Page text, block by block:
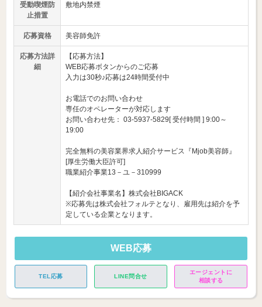
受動喫煙防
止措置
敷地内禁煙
応募資格 美容師免許
応募方法詳
細
【応募方法】
WEB応募ボタンからのご応募
入力は30秒♪応募は24時間受付中
お電話でのお問い合わせ
専任のオペレーターが対応します
お問い合わせ先： 03-5937-5829[ 受付時間 ] 9:00～
19:00
完全無料の美容業界求人紹介サービス『Mjob美容師』
[厚生労働大臣許可]
職業紹介事業13－ユ－310999
【紹介会社事業名】株式会社BIGACK
※応募先は株式会社フォルテとなり、雇用先は紹介を予
定している企業となります。
WEB応募
TEL応募 LINE問合せ
エージェントに
相談する